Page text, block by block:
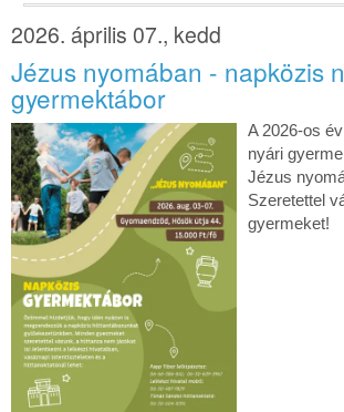
2026. április 07., kedd
Jézus nyomában - napközis
gyermektábor
A 2026-os
nyári
Jézus
Szeretettel
gyermeket!